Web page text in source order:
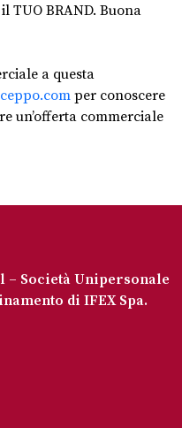
TUO BRAND. Buona
a questa
per conoscere
un’offerta commerciale
Società Unipersonale
di IFEX Spa.